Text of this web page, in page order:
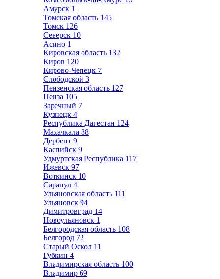
Амурск 1
Томская область 145
Томск 126
Северск 10
Асино 1
Кировская область 132
Киров 120
Кирово-Чепецк 7
Слободской 3
Пензенская область 127
Пенза 105
Заречный 7
Кузнецк 4
Республика Дагестан 124
Махачкала 88
Дербент 9
Каспийск 9
Удмуртская Республика 117
Ижевск 97
Воткинск 10
Сарапул 4
Ульяновская область 111
Ульяновск 94
Димитровград 14
Новоульяновск 1
Белгородская область 108
Белгород 72
Старый Оскол 11
Губкин 4
Владимирская область 100
Владимир 69